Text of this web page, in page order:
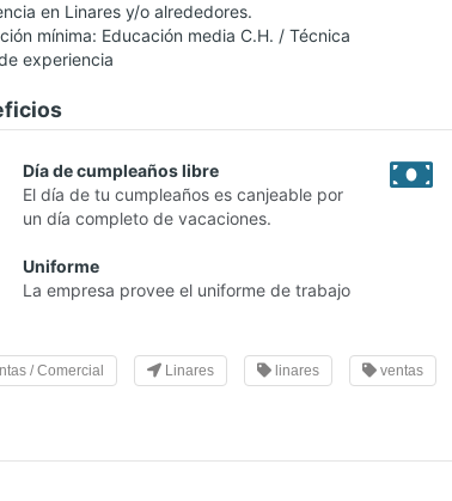
en Linares y/o alrededores.
mínima: Educación media C.H. / Técnica
experiencia
Día de cumpleaños libre
El día de tu cumpleaños es canjeable por
un día completo de vacaciones.
Uniforme
La empresa provee el uniforme de trabajo
/ Comercial Linares linares ventas